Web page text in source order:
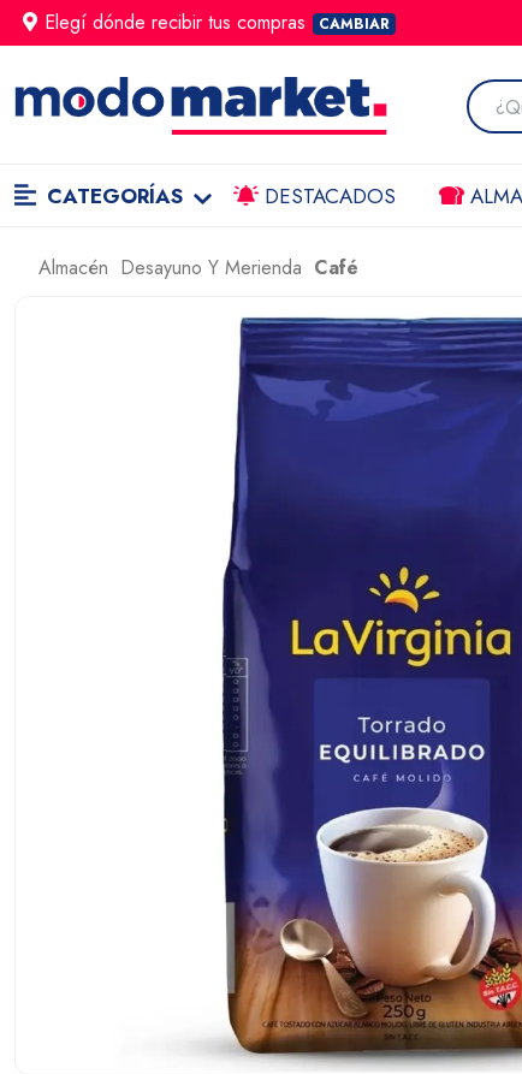
Elegí dónde recibir tus compras CAMBIAR
CATEGORÍAS DESTACADOS
Almacén Desayuno Y Merienda Café